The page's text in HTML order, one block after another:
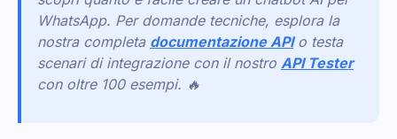
WhatsApp. Per domande tecniche, esplora la
nostra completa documentazione API o testa
scenari di integrazione con il nostro API Tester
con oltre 100 esempi. 🔥